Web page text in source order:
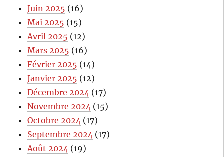
Juin 2025 (16)
Mai 2025 (15)
Avril 2025 (12)
Mars 2025 (16)
Février 2025 (14)
Janvier 2025 (12)
Décembre 2024 (17)
Novembre 2024 (15)
Octobre 2024 (17)
Septembre 2024 (17)
Août 2024 (19)